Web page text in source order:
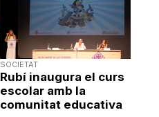
SOCIETAT
Rubí inaugura el curs
escolar amb la
comunitat educativa